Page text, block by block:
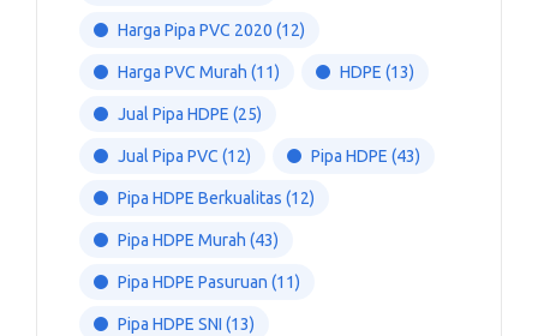
Harga Pipa PVC 2020 (12)
Harga PVC Murah (11) HDPE (13)
Jual Pipa HDPE (25)
Jual Pipa PVC (12) Pipa HDPE (43)
Pipa HDPE Berkualitas (12)
Pipa HDPE Murah (43)
Pipa HDPE Pasuruan (11)
Pipa HDPE SNI (13)